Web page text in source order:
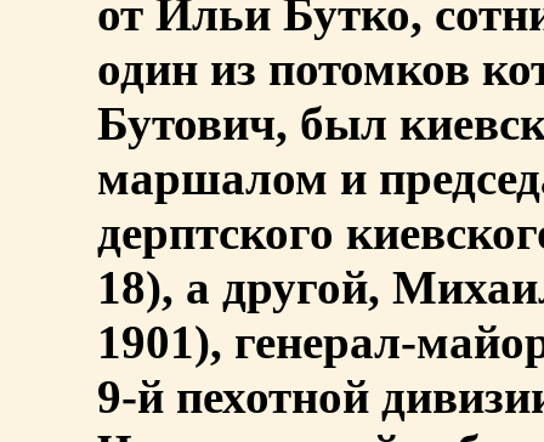
от Ильи Бутко,
один из потомков
Бутович, был
маршалом и
дерптского
18), а другой,
1901), генерал-
9-й пехотной